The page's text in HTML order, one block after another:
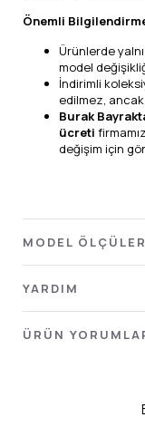
Önemli
Ürünlerde
model
İndirimli
edilmez,
Burak
ücreti
değişim için
MODEL
YARDIM
ÜRÜN